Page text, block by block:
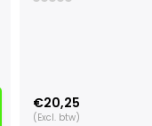
€20,25
(Excl. btw)